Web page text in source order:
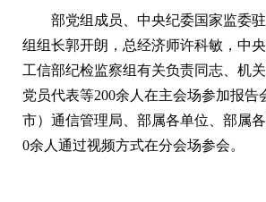
部党组成员、中央纪委国家监委
组组长郭开朗，总经济师许科敏，中
工信部纪检监察组有关负责同志、机
党员代表等200余人在主会场参加报告
市）通信管理局、部属各单位、部属
0余人通过视频方式在分会场参会。